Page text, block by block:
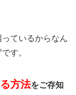
ているからなん
す。
方法をご存知